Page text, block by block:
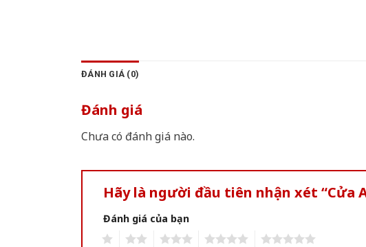
ĐÁNH GIÁ (0)
Đánh giá
Chưa có đánh giá nào.
Hãy là người đầu tiên nhận xét “Cửa
Đánh giá của bạn